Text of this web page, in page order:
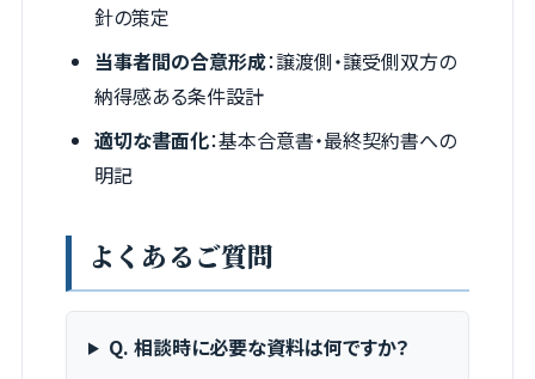
針の策定
当事者間の合意形成：譲渡側・譲受側双方の
納得感ある条件設計
適切な書面化：基本合意書・最終契約書への
明記
よくあるご質問
Q. 相談時に必要な資料は何ですか？